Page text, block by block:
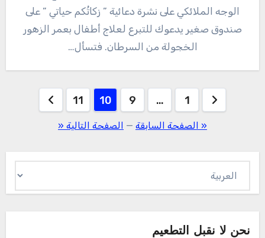
الوجه الملائكي على نشرة دعائية ” زكاتُكم حياتي ” على
صندوق صغير يدعوك للتبرع لعلاج أطفال بعمر الزهور
الخجولة من السرطان. فتسأل…
صفحات
1
…
9
10
11
« الصفحة السابقة — الصفحة التالية «
نحن لا نقبل التطعيم